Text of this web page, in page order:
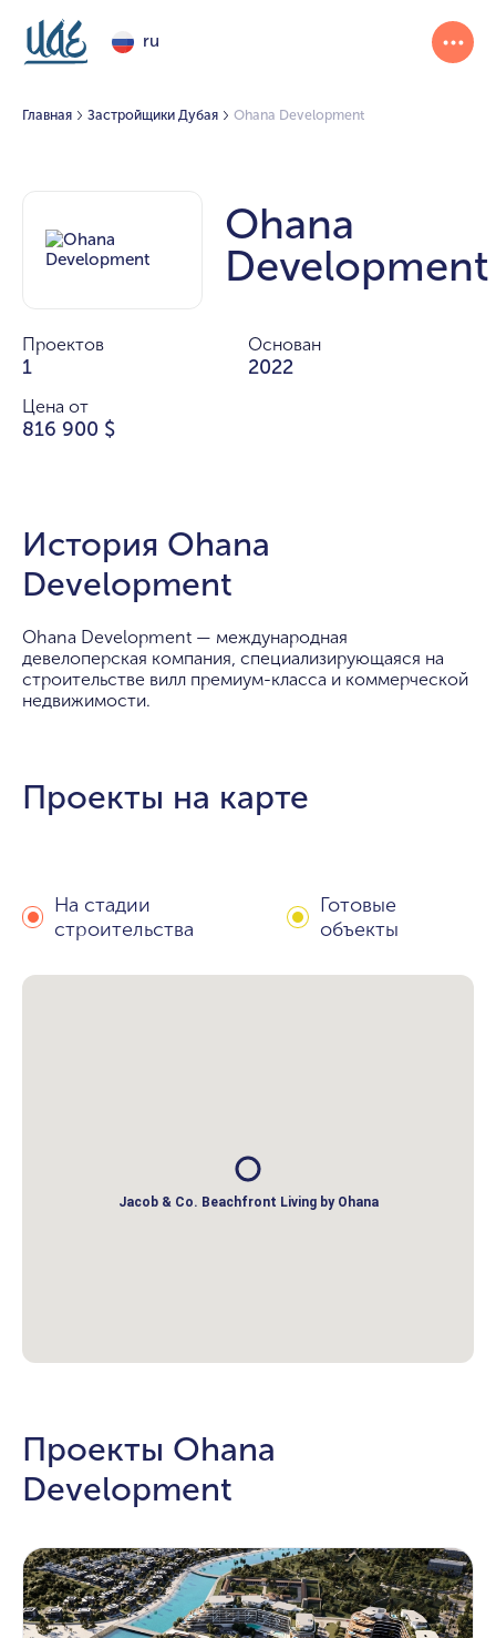
ru
Главная Застройщики Дубая Ohana Development
Ohana
Development
Проектов
1
Основан
2022
Цена от
816 900 $
История Ohana
Development
Ohana Development — международная
девелоперская компания, специализирующаяся на
строительстве вилл премиум-класса и коммерческой
недвижимости.
Проекты на карте
На стадии
строительства
Готовые
объекты
Jacob & Co. Beachfront Living by Ohana
Проекты Ohana
Development